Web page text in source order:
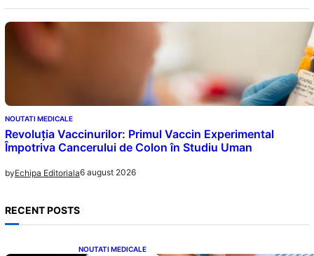
NOUTATI MEDICALE
Revoluția Vaccinurilor: Primul Vaccin Experimental
Împotriva Cancerului de Colon în Studiu Uman
byEchipa Editoriala6 august 2026
RECENT POSTS
NOUTATI MEDICALE